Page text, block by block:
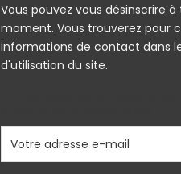
Vous pouvez vous désinscrire
moment. Vous trouverez pour
informations de contact dans
d'utilisation du site.